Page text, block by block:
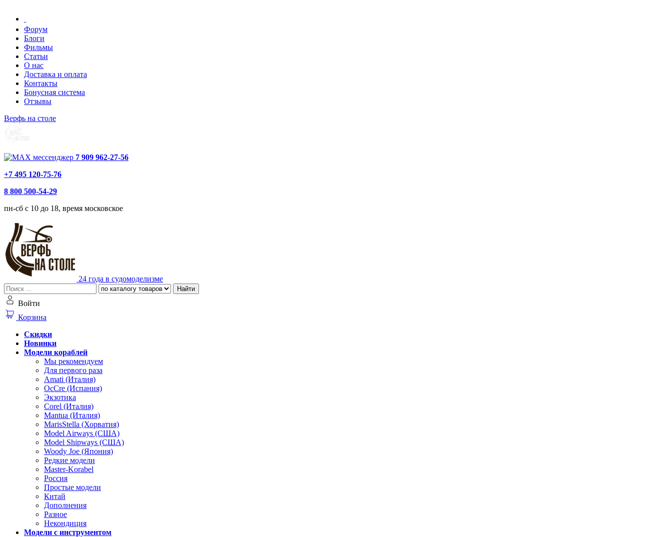
Форум
Блоги
Фильмы
Статьи
О нас
Доставка и оплата
Контакты
Бонусная система
Отзывы
Верфь на столе
7 909 962-27-56
+7 495 120-75-76
8 800 500-54-29
пн-сб с 10 до 18, время московское
24 года в судомоделизме
Найти
Войти
Корзина
Скидки
Новинки
Модели кораблей
Мы рекомендуем
Для первого раза
Amati (Италия)
OcCre (Испания)
Экзотика
Corel (Италия)
Mantua (Италия)
MarisStella (Хорватия)
Model Airways (США)
Model Shipways (США)
Woody Joe (Япония)
Редкие модели
Master-Korabel
Россия
Простые модели
Китай
Дополнения
Разное
Некондиция
Модели с инструментом